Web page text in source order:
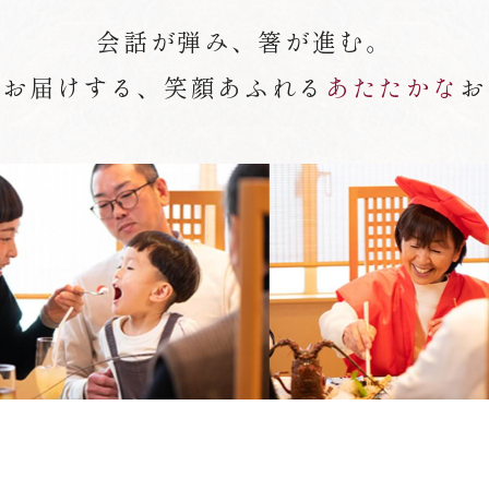
会話が弾み、箸が進む。
届けする、笑顔あふれる あたたかな